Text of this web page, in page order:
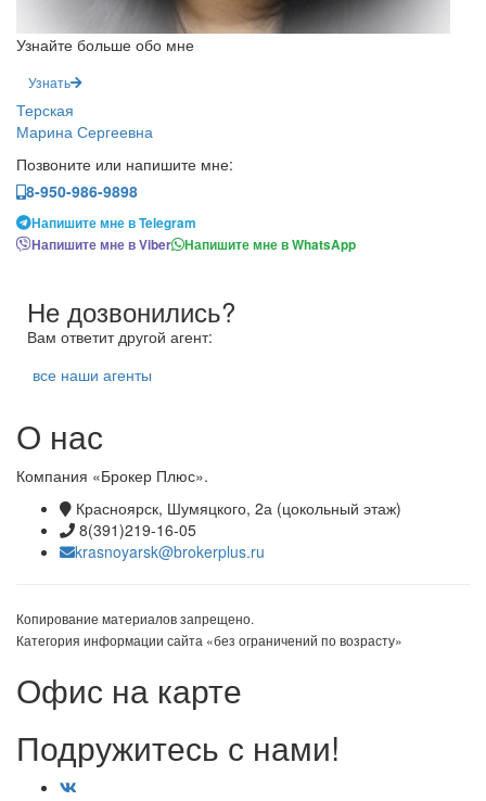
Узнайте больше обо мне
Узнать
Терская
Марина Сергеевна
Позвоните или напишите мне:
8-950-986-9898
Напишите мне в Telegram
Напишите мне в Viber
Напишите мне в WhatsApp
Не дозвонились?
Вам ответит другой агент:
все наши агенты
О нас
Компания «Брокер Плюс».
Красноярск, Шумяцкого, 2а (цокольный этаж)
8(391)219-16-05
krasnoyarsk@brokerplus.ru
Копирование материалов запрещено.
Категория информации сайта «без ограничений по возрасту»
Офис на карте
Подружитесь с нами!